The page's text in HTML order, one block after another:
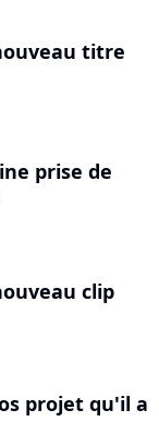
titre
prise de
clip
projet qu'il a